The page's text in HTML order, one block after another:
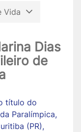
Vida
Dias
de
título do
Paralímpica,
(PR),